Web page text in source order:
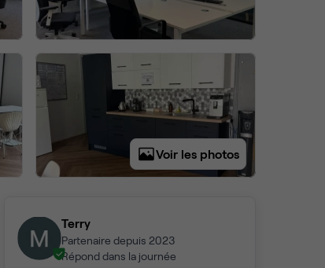
Voir les photos
Terry
Partenaire depuis 2023
Répond dans la journée